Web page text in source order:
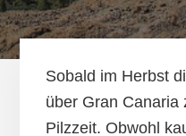
Sobald im Herbst
über Gran Canaria
Pilzzeit. Obwohl